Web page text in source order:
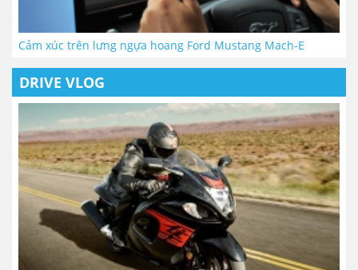
Cảm xúc trên lưng ngựa hoang Ford Mustang Mach-E
DRIVE VLOG